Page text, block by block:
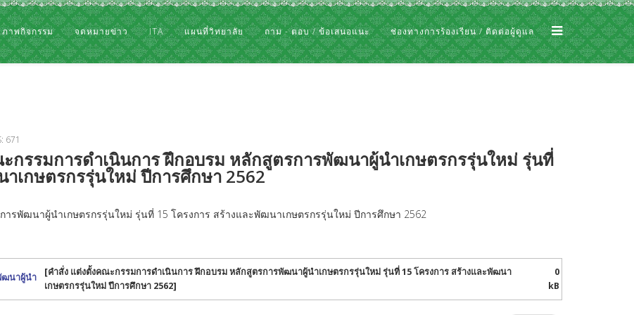
ภาพกิจกรรม จดหมายข่าว ITA แผนที่วิทยาลัย ถาม - ตอบ / ข้อเสนอแนะ ช่องทางการร้องเรียน / ติดต่อผู้ดูแล
671
กรรมการดำเนินการ ฝึกอบรม หลักสูตรการพัฒนาผู้นำเกษตรกรรุ่นใหม่ รุ่นที่
เกษตรกรรุ่นใหม่ ปีการศึกษา 2562
รพัฒนาผู้นำเกษตรกรรุ่นใหม่ รุ่นที่ 15 โครงการ สร้างและพัฒนาเกษตรกรรุ่นใหม่ ปีการศึกษา 2562
ฒนาผู้นำ
[คำสั่ง แต่งตั้งคณะกรรมการดำเนินการ ฝึกอบรม หลักสูตรการพัฒนาผู้นำเกษตรกรรุ่นใหม่ รุ่นที่ 15 โครงการ สร้างและพัฒนา
เกษตรกรรุ่นใหม่ ปีการศึกษา 2562]
0
kB